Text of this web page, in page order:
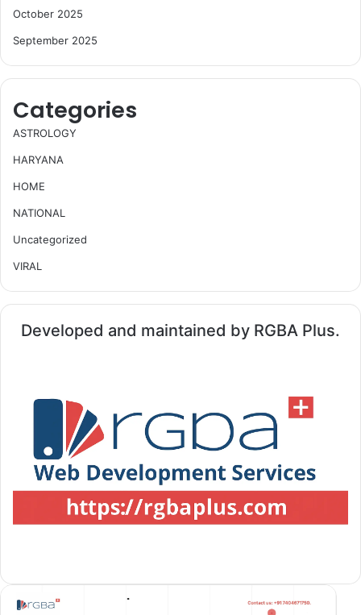
October 2025
September 2025
Categories
ASTROLOGY
HARYANA
HOME
NATIONAL
Uncategorized
VIRAL
Developed and maintained by RGBA Plus.